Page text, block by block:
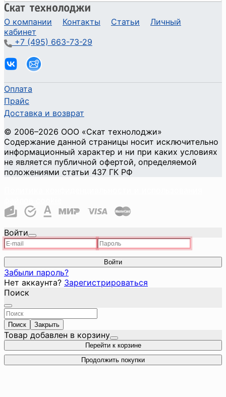
О компании Контакты Статьи
Личный
кабинет
+7 (495) 663-73-29
Оплата
Прайс
Доставка и возврат
© 2006–2026 ООО «Скат технолоджи»
Содержание данной страницы носит исключительно
информационный характер и ни при каких условиях
не является публичной офертой, определяемой
положениями статьи 437 ГК РФ
Войти
Войти
Забыли пароль?
Нет аккаунта? Зарегистрироваться
Поиск
Поиск Закрыть
Товар добавлен в корзину
Перейти к корзине
Продолжить покупки